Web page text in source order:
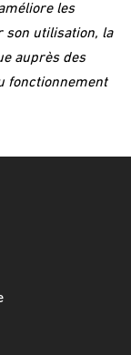
les
son utilisation, la
auprès des
fonctionnement